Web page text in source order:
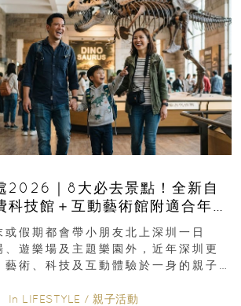
2026｜8大必去景點！全新自
科技館＋互動藝術館附適合年
、開放時間
假期都會帶小朋友北上深圳一日
、遊樂場及主題樂園外，近年深圳更
藝術、科技及互動體驗於一身的親子
In LIFESTYLE / 親子活動